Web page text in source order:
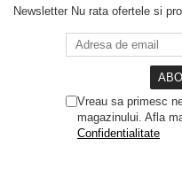
Newsletter Nu rata ofertele si
Vreau sa primesc
magazinului. Afla
Confidentialitate